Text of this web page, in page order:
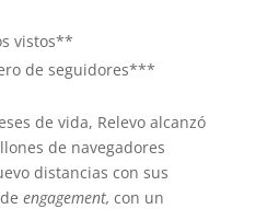
vistos**
de seguidores***
de vida, Relevo alcanzó
de navegadores
distancias con sus
engagement, con un